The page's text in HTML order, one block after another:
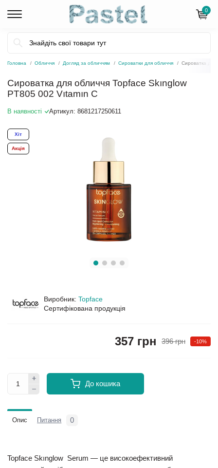
0
Головна Обличчя Догляд за обличчям Сироватки для обличчя Сироватка для
Сироватка для обличчя Topface Skınglow
PT805 002 Vıtamın C
В наявності Артикул: 8681217250611
Хіт
Акція
Виробник: Topface
Сертифікована продукція
396 грн -10%
357 грн
До кошика
Опис Питання 0
Topface Skınglow Serum — це високоефективний